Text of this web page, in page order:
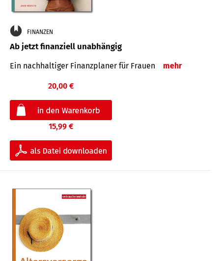
FINANZEN
Ab jetzt finanziell unabhängig
Ein nachhaltiger Finanzplaner für Frauen mehr
20,00 €
15,99 €